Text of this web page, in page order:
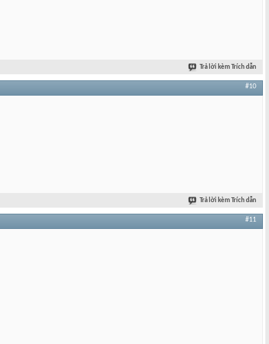
Trả lời kèm Trích dẫn
#10
Trả lời kèm Trích dẫn
#11